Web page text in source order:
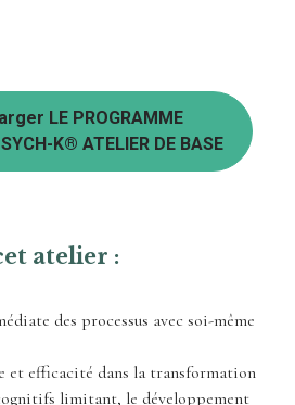
LE PROGRAMME
K® ATELIER DE BASE
atelier :
des processus avec soi-même
et efficacité dans la transformation
limitant, le développement